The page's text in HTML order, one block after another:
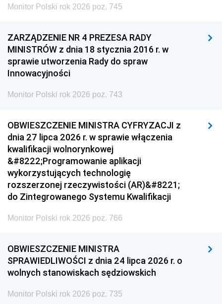
Monitor Polski rok 2026 poz. 745
ZARZĄDZENIE NR 4 PREZESA RADY
MINISTRÓW z dnia 18 stycznia 2016 r. w
sprawie utworzenia Rady do spraw
Innowacyjności
Monitor Polski rok 2026 poz. 743
OBWIESZCZENIE MINISTRA CYFRYZACJI z
dnia 27 lipca 2026 r. w sprawie włączenia
kwalifikacji wolnorynkowej
&#8222;Programowanie aplikacji
wykorzystujących technologię
rozszerzonej rzeczywistości (AR)&#8221;
do Zintegrowanego Systemu Kwalifikacji
Monitor Polski rok 2026 poz. 766
OBWIESZCZENIE MINISTRA
SPRAWIEDLIWOŚCI z dnia 24 lipca 2026 r. o
wolnych stanowiskach sędziowskich
Monitor Polski rok 2026 poz. 735